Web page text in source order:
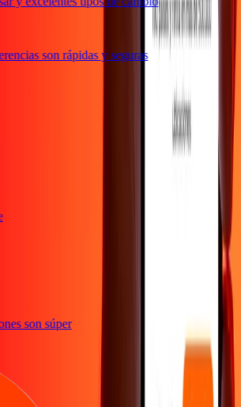
son rápidas y seguras
son súper